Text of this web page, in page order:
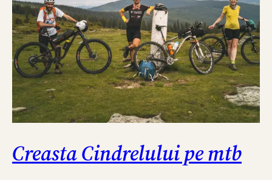
Creasta Cindrelului pe mtb